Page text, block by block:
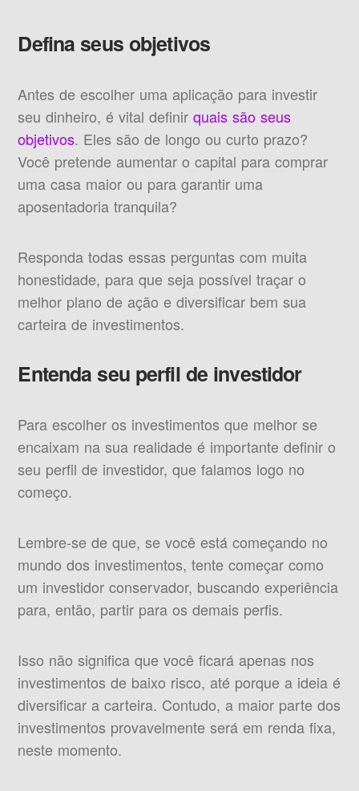
Defina seus objetivos
Antes de escolher uma aplicação para investir
seu dinheiro, é vital definirquais são seus
objetivos. Eles são de longo ou curto prazo?
Você pretende aumentar o capital para comprar
uma casa maior ou para garantir uma
aposentadoria tranquila?
Responda todas essas perguntas com muita
honestidade, para que seja possível traçar o
melhor plano de ação e diversificar bem sua
carteira de investimentos.
Entenda seu perfil de investidor
Para escolher os investimentos que melhor se
encaixam na sua realidade é importante definir o
seu perfil de investidor, que falamos logo no
começo.
Lembre-se de que, se você está começando no
mundo dos investimentos, tente começar como
um investidor conservador, buscando experiência
para, então, partir para os demais perfis.
Isso não significa que você ficará apenas nos
investimentos de baixo risco, até porque a ideia é
diversificar a carteira. Contudo, a maior parte dos
investimentos provavelmente será em renda fixa,
neste momento.